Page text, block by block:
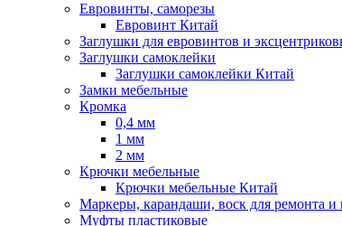
Евровинты, саморезы
Евровинт Китай
Заглушки для евровинтов и
Заглушки самоклейки
Заглушки самоклейки Китай
Замки мебельные
Кромка
0,4 мм
1 мм
2 мм
Крючки мебельные
Крючки мебельные Китай
Маркеры, карандаши, воск для ремонта и
Муфты пластиковые